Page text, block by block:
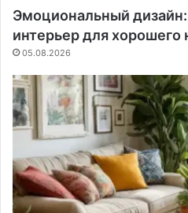
Эмоциональный дизайн:
интерьер для хорошего
05.08.2026